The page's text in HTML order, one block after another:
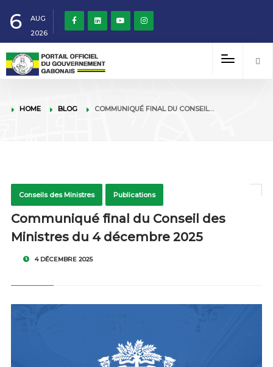
6
AUG
2026
HOME BLOG COMMUNIQUÉ FINAL DU CONSEIL…
Conseils des Ministres Publications
Communiqué final du Conseil des
Ministres du 4 décembre 2025
4 DÉCEMBRE 2025